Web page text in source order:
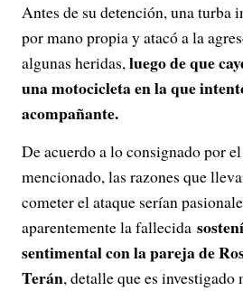
Antes de su detención, una turba
por mano propia y atacó a la
algunas heridas,luego de que
una motocicleta en la que
acompañante.
De acuerdo a lo consignado por
mencionado, las razones que
cometer el ataque serían
aparentemente la fallecida
sentimental con la pareja de
Terán, detalle que es